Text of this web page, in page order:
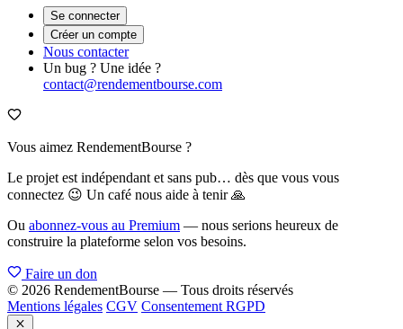
Se connecter
Créer un compte
Nous contacter
Un bug ? Une idée ?
contact@rendementbourse.com
Vous aimez RendementBourse ?
Le projet est indépendant et sans pub… dès que vous vous
connectez 😉 Un café nous aide à tenir 🙏
Ou abonnez-vous au Premium — nous serions heureux de
construire la plateforme selon vos besoins.
Faire un don
© 2026 RendementBourse — Tous droits réservés
Mentions légales CGV Consentement RGPD